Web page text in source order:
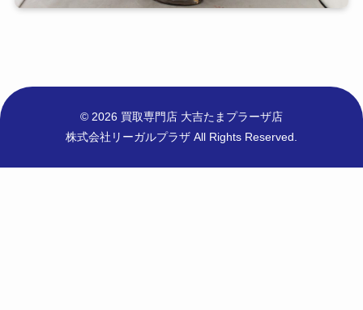
© 2026 買取専門店 大吉たまプラーザ店
株式会社リーガルプラザ All Rights Reserved.